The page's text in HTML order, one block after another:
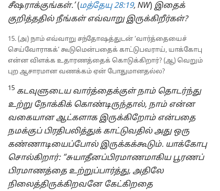
சீஷராக்குங்கள்.’(மத்தேயு 28:19, NW) இதைக்
குறித்ததில் நீங்கள் எவ்வாறு இருக்கிறீர்கள்?
15. (அ) நாம் எவ்வாறு சந்தோஷத்துடன் ‘வார்த்தையைச்
செய்வோராகக்’ கூடுமென்பதைக் காட்டுபவராய், யாக்கோபு
என்ன விளக்க உதாரணத்தைக் கொடுக்கிறார்? (ஆ) வெறும்
புற ஆசாரமான வணக்கம் ஏன் போதுமானதல்ல?
15 கடவுளுடைய வார்த்தைக்குள் நாம் தொடர்ந்து
உற்று நோக்கிக் கொண்டிருந்தால், நாம் என்ன
வகையான ஆட்களாக இருக்கிறோம் என்பதை
நமக்குப் பிரதிபலித்துக் காட்டுவதில் அது ஒரு
கண்ணாடியைப்போல் இருக்கக்கூடும். யாக்கோபு
சொல்கிறார்: “சுயாதீனப்பிரமாணமாகிய பூரணப்
பிரமாணத்தை உற்றுப்பார்த்து, அதிலே
நிலைத்திருக்கிறவனே கேட்கிறதை